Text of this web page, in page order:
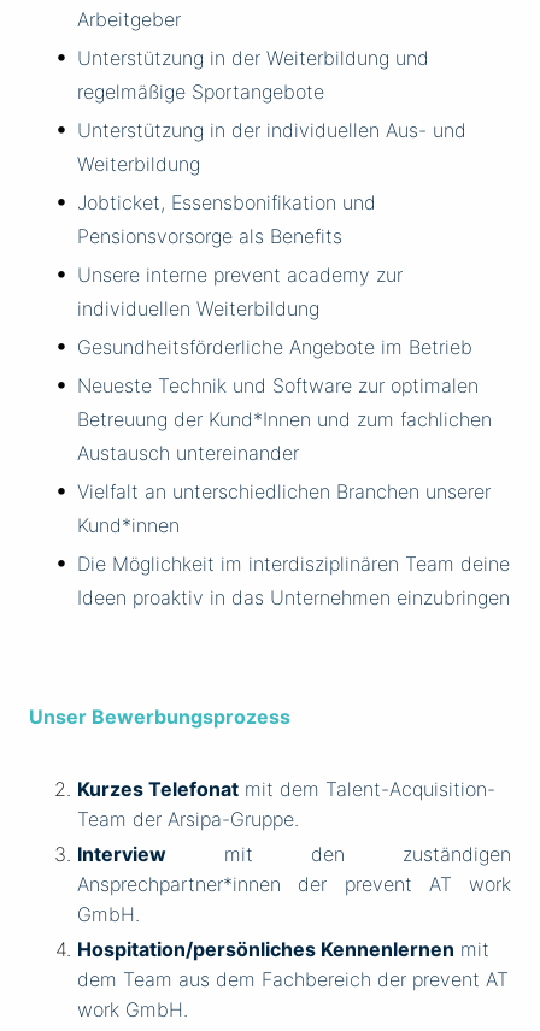
Arbeitgeber
Unterstützung in der Weiterbildung und
regelmäßige Sportangebote
Unterstützung in der individuellen Aus- und
Weiterbildung
Jobticket, Essensbonifikation und
Pensionsvorsorge als Benefits
Unsere interne prevent academy zur
individuellen Weiterbildung
Gesundheitsförderliche Angebote im Betrieb
Neueste Technik und Software zur optimalen
Betreuung der Kund*Innen und zum fachlichen
Austausch untereinander
Vielfalt an unterschiedlichen Branchen unserer
Kund*innen
Die Möglichkeit im interdisziplinären Team deine
Ideen proaktiv in das Unternehmen einzubringen
Unser Bewerbungsprozess
Kurzes Telefonat mit dem Talent-Acquisition-
Team der Arsipa-Gruppe.
Interview mit den zuständigen
Ansprechpartner*innen der prevent AT work
GmbH.
Hospitation/persönliches Kennenlernen mit
dem Team aus dem Fachbereich der prevent AT
work GmbH.